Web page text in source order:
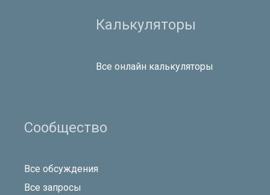
Калькуляторы
Все онлайн калькуляторы
Сообщество
Все обсуждения
Все запросы